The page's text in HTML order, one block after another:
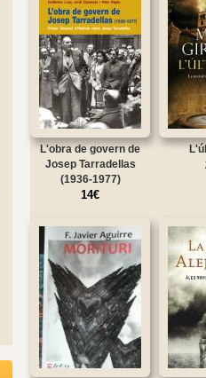
L'obra de govern de
Josep Tarradellas
(1936-1977)
14€